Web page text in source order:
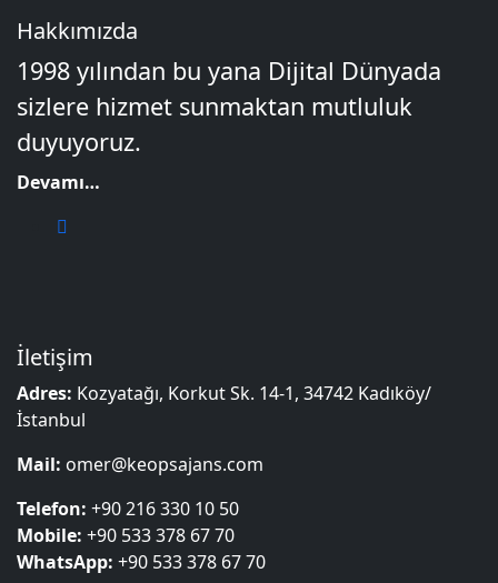
Hakkımızda
1998 yılından bu yana Dijital Dünyada
sizlere hizmet sunmaktan mutluluk
duyuyoruz.
Devamı…
İletişim
Adres: Kozyatağı, Korkut Sk. 14-1, 34742 Kadıköy/
İstanbul
Mail: omer@keopsajans.com
Telefon: +90 216 330 10 50
Mobile: +90 533 378 67 70
WhatsApp: +90 533 378 67 70